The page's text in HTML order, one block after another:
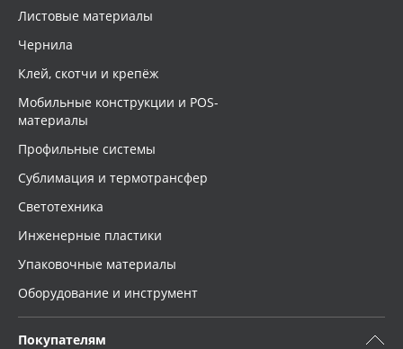
Листовые материалы
Чернила
Клей, скотчи и крепёж
Мобильные конструкции и POS-
материалы
Профильные системы
Сублимация и термотрансфер
Светотехника
Инженерные пластики
Упаковочные материалы
Оборудование и инструмент
Покупателям